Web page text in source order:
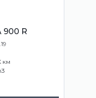
900 R
км